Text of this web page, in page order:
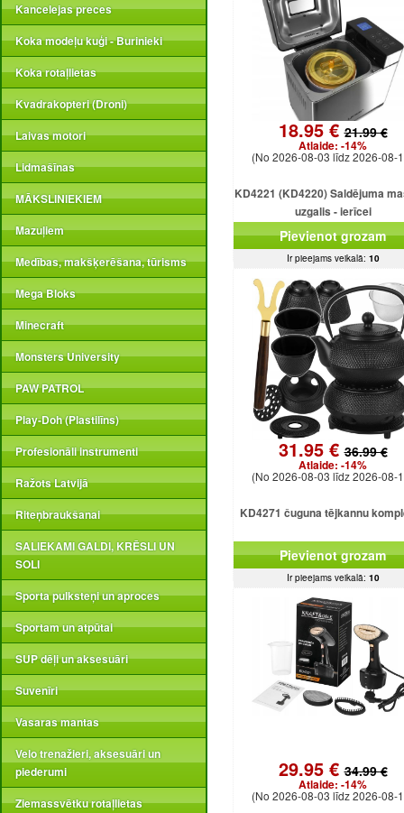
Kancelejas preces
Koka modeļu kuģi - Burinieki
Koka rotaļlietas
Kvadrakopteri (Droni)
Laivas motori
Lidmašīnas
MĀKSLINIEKIEM
Mazuļiem
Medības, makšķerēšana, tūrisms
Mega Bloks
Minecraft
Monsters University
PAW PATROL
Play-Doh (Plastilīns)
Profesionāli instrumenti
Ražots Latvijā
Riteņbraukšanai
SALIEKAMI GALDI, KRĒSLI UN
SOLI
Sporta pulksteņi un aproces
Sportam un atpūtai
SUP dēļi un aksesuāri
Suvenīri
Vasaras mantas
Velo trenažieri, aksesuāri un
piederumi
Ziemassvētku rotaļlietas
18.95 €21.99 €
Atlaide: -14%
(No 2026-08-03 līdz 2026-08-
KD4221 (KD4220) Saldējuma
uzgalis - ierīcei
Pievienot grozam
Ir pieejams veikalā: 10
31.95 €36.99 €
Atlaide: -14%
(No 2026-08-03 līdz 2026-08-
KD4271 čuguna tējkannu
Pievienot grozam
Ir pieejams veikalā: 10
29.95 €34.99 €
Atlaide: -14%
(No 2026-08-03 līdz 2026-08-